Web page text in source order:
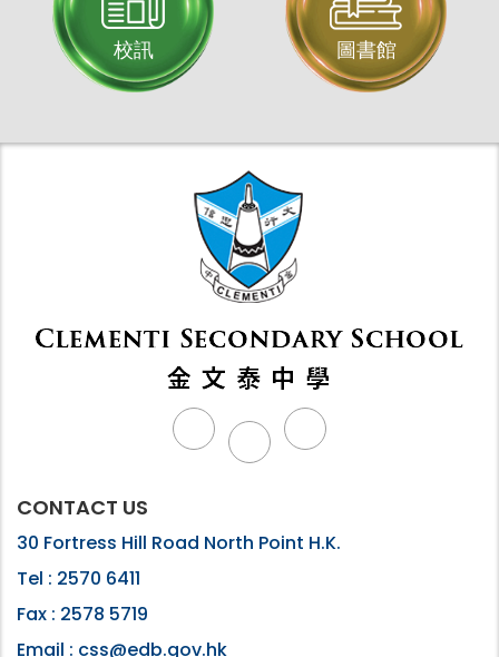
校訊 圖書館
CONTACT US
30 Fortress Hill Road North Point H.K.
Tel : 2570 6411
Fax : 2578 5719
Email : css@edb.gov.hk